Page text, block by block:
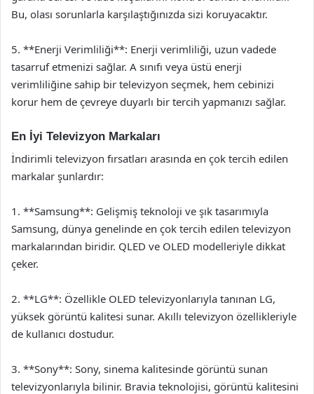
Bu, olası sorunlarla karşılaştığınızda sizi koruyacaktır.
5. **Enerji Verimliliği**: Enerji verimliliği, uzun vadede
tasarruf etmenizi sağlar. A sınıfı veya üstü enerji
verimliliğine sahip bir televizyon seçmek, hem cebinizi
korur hem de çevreye duyarlı bir tercih yapmanızı sağlar.
En İyi Televizyon Markaları
İndirimli televizyon fırsatları arasında en çok tercih edilen
markalar şunlardır:
1. **Samsung**: Gelişmiş teknoloji ve şık tasarımıyla
Samsung, dünya genelinde en çok tercih edilen televizyon
markalarından biridir. QLED ve OLED modelleriyle dikkat
çeker.
2. **LG**: Özellikle OLED televizyonlarıyla tanınan LG,
yüksek görüntü kalitesi sunar. Akıllı televizyon özellikleriyle
de kullanıcı dostudur.
3. **Sony**: Sony, sinema kalitesinde görüntü sunan
televizyonlarıyla bilinir. Bravia teknolojisi, görüntü kalitesini